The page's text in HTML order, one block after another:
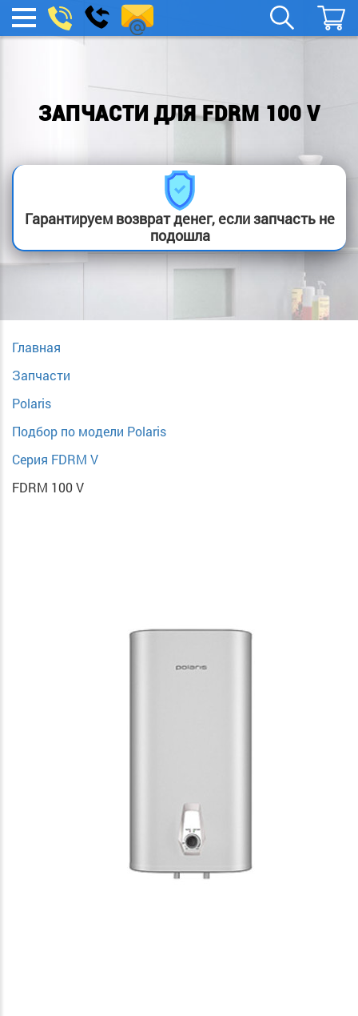
МЕНЮ
boylera@yandex.ru
Заказать
звонок
ЗАПЧАСТИ ДЛЯ FDRM 100 V
Гарантируем возврат денег, если запчасть не
подошла
Главная
Запчасти
Polaris
Подбор по модели Polaris
Серия FDRM V
FDRM 100 V